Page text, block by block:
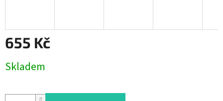
655 Kč
cena:
Skladem